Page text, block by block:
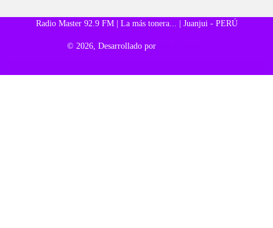
Radio Master 92.9 FM | La más tonera... | Juanjui - PERÚ
© 2026, Desarrollado por